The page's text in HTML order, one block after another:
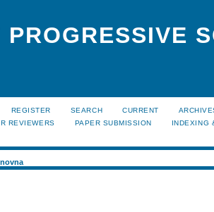
REGISTER SEARCH CURRENT
REVIEWERS PAPER SUBMISSION
INDEXING